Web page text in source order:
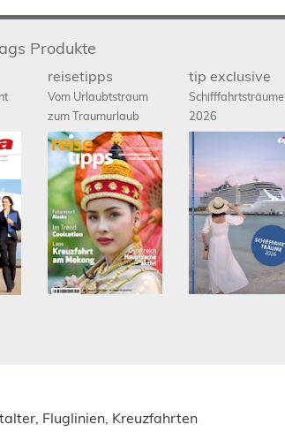
Produkte
reisetipps
Vom Urlaubtstraum
zum Traumurlaub
tip exclusive
Schifffahrtsträume
2026
Fluglinien, Kreuzfahrten